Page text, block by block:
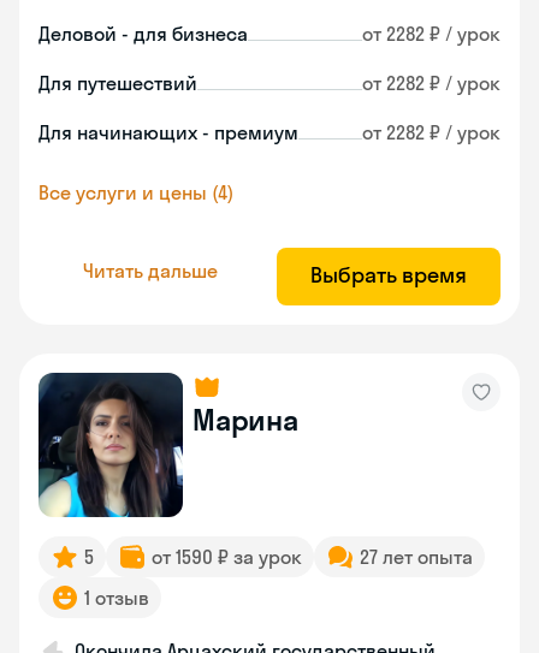
Деловой - для бизнеса от 2282 ₽ / урок
Для путешествий от 2282 ₽ / урок
Для начинающих - премиум от 2282 ₽ / урок
Все услуги и цены (4)
Читать дальше Выбрать время
Марина
5 от 1590 ₽ за урок
27 лет опыта
1 отзыв